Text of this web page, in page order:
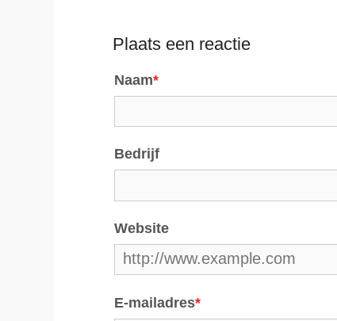
Plaats een reactie
Naam*
Bedrijf
Website
E-mailadres*